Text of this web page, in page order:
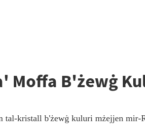
Moffa B'żewġ
kristall b'żewġ kuluri mżejjen